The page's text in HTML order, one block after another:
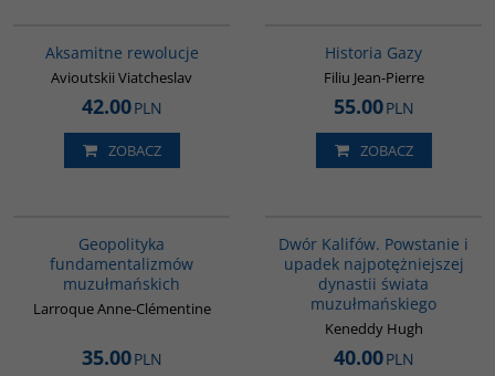
Aksamitne rewolucje
Avioutskii Viatcheslav
42.00PLN
ZOBACZ
Historia Gazy
Filiu Jean-Pierre
55.00PLN
ZOBACZ
Geopolityka
fundamentalizmów
muzułmańskich
Larroque Anne-Clémentine
35.00PLN
Dwór Kalifów. Powstanie i
upadek najpotężniejszej
dynastii świata
muzułmańskiego
Keneddy Hugh
40.00PLN